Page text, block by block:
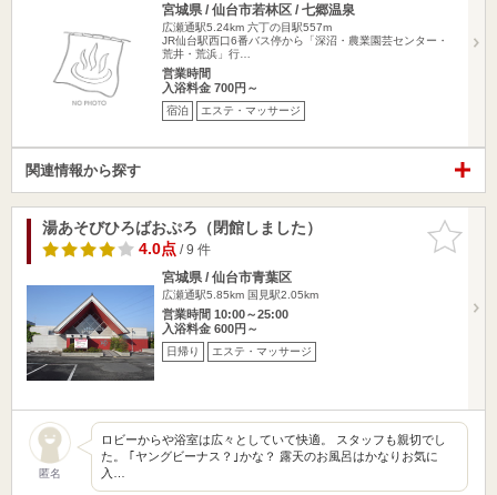
宮城県 / 仙台市若林区 / 七郷温泉
広瀬通駅5.24km 六丁の目駅557m
JR仙台駅西口6番バス停から「深沼・農業園芸センター・
荒井・荒浜」行…
営業時間
入浴料金 700円～
宿泊 エステ・マッサージ
関連情報から探す
お気に入
りに追加
湯あそびひろばおぷろ（閉館しました）
4.0点/ 9 件
宮城県 / 仙台市青葉区
広瀬通駅5.85km 国見駅2.05km
営業時間 10:00～25:00
入浴料金 600円～
日帰り エステ・マッサージ
匿名
ロビーからや浴室は広々としていて快適。 スタッフも親切でし
た。 ｢ヤングビーナス？｣かな？ 露天のお風呂はかなりお気に
入…